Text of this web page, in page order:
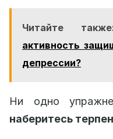
Читайте
активность
депрессии?
Ни одно
наберитесь